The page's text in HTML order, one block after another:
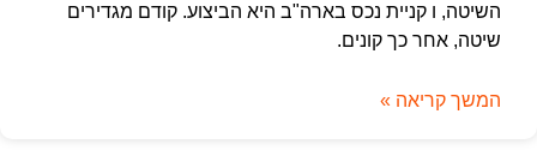
השיטה, ו קניית נכס בארה"ב היא הביצוע. קודם מגדירים
שיטה, אחר כך קונים.
המשך קריאה »